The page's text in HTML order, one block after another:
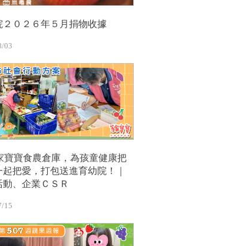
２０２６年５月捐物收據
03
寶寶食農倉庫，為孩童健康把
把愛，打包送進育幼院！｜
動、企業ＣＳＲ
15